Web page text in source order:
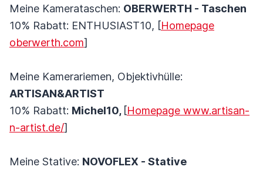
Meine Kamerataschen: OBERWERTH - Taschen
10% Rabatt: ENTHUSIAST10, [Homepage
oberwerth.com]
Meine Kamerariemen, Objektivhülle:
ARTISAN&ARTIST
10% Rabatt: Michel10, [Homepage www.artisan-
n-artist.de/]
Meine Stative: NOVOFLEX - Stative